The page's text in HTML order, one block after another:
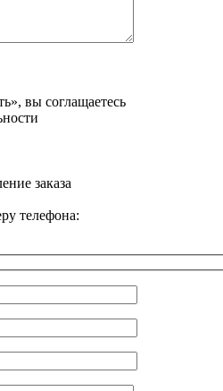
вы соглащаетесь
заказа
телефона: